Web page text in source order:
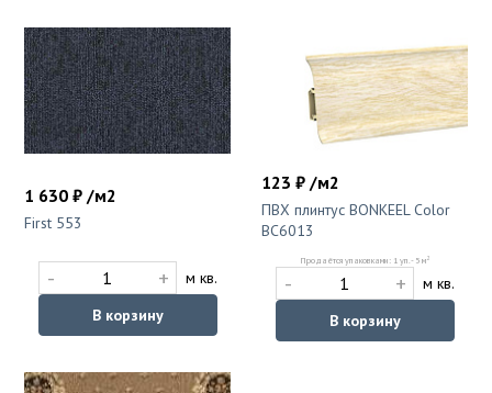
1 630 ₽ /м2
First 553
- +
м кв.
В корзину
123 ₽ /м2
ПВХ плинтус BONKEEL Color
ВС6013
Продаётся упаковками: 1 уп. - 5 м2
- +
м кв.
В корзину